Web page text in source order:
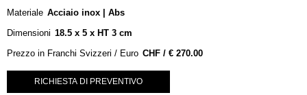
Materiale Acciaio inox | Abs
Dimensioni 18.5 x 5 x HT 3 cm
Prezzo in Franchi Svizzeri / Euro
€ 270.00
RICHIESTA DI PREVENTIVO